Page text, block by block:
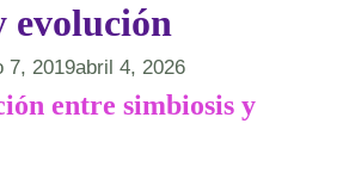
evolución
7, 2019abril 4, 2026
entre simbiosis y